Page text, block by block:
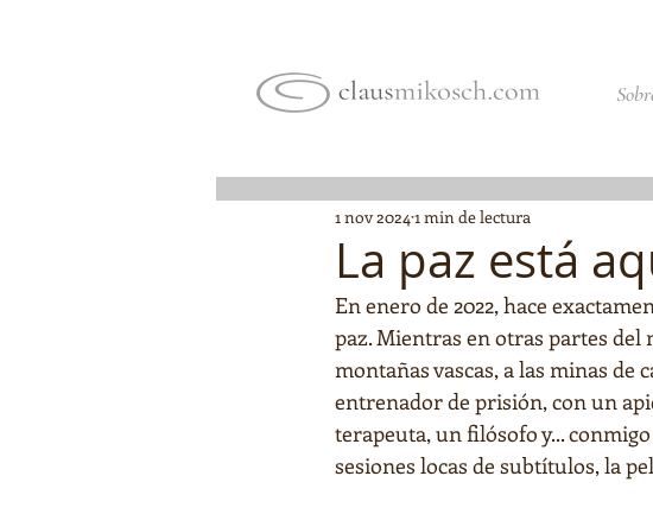
La paz está
1 nov 2024 1 min de lectura
En enero de 2022, hace
paz. Mientras en otras partes del
montañas vascas, a las minas de
entrenador de prisión, con un
terapeuta, un filósofo y...
sesiones locas de subtítulos, la